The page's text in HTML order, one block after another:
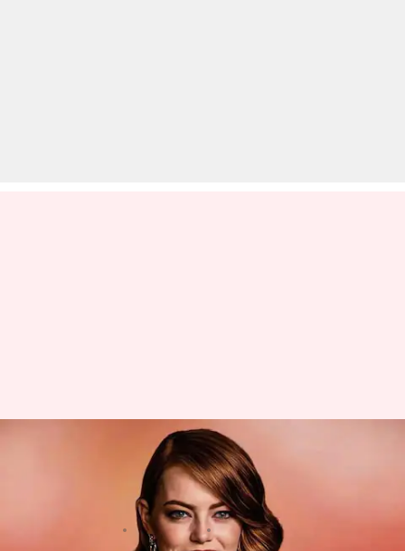
'La La Land' Hingga 'Poor
Things': Penampilan Terbaik
Emma Stone
Dec 22, 2023 11:16 am